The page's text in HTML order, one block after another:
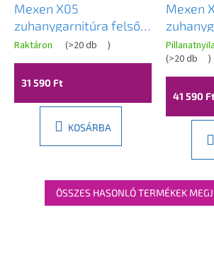
Mexen X05
zuhanygarnitúra felső
fejjel 22,5 cm, króm,
798050591-00
Raktáron (>20 db )
31 590 Ft
KOSÁRBA
Mexen
fejjel
(>20 db )
41 590
ÖSSZES HASONLÓ TERMÉKEK